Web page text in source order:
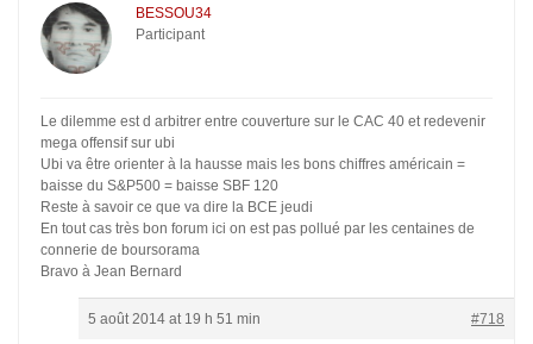
BESSOU34
Participant
Le dilemme est d arbitrer entre couverture sur le CAC 40 et redevenir
mega offensif sur ubi
Ubi va être orienter à la hausse mais les bons chiffres américain =
baisse du S&P500 = baisse SBF 120
Reste à savoir ce que va dire la BCE jeudi
En tout cas très bon forum ici on est pas pollué par les centaines de
connerie de boursorama
Bravo à Jean Bernard
5 août 2014 at 19 h 51 min #718